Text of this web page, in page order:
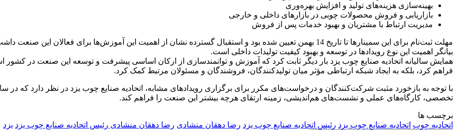
بهینه‌سازی هزینه‌های تولید و افزایش بهره‌وری
بازاریابی و فروش محصولات چوبی در بازارهای داخلی و خارجی
مدیریت ارتباط با مشتریان و بهبود خدمات پس از فروش
مهلت ثبت‌نام برای این سمینارها تا تاریخ 14 بهمن تعیین شده بود و استقبال گسترده نشان از اهمیت این آموزش‌ها برای
بیانگر اهمیت این نوع رویدادها در توسعه و بهبود کیفیت تولیدات داخلی است.
همایش سالیانه اتحادیه صنایع چوب یزد بار دیگر ثابت کرد که آموزش و توانمندسازی از ارکان اساسی پیشرفت و توسعه این صنعت در کشور
فراهم کرد، بلکه به ایجاد شبکه ارتباطی مؤثر میان تولیدکنندگان، فروشندگان و مسئولان مرتبط کمک کرد.
با توجه به بازخورد مثبت شرکت‌کنندگان و درخواست‌های مکرر برای برگزاری رویدادهای مشابه، اتحادیه صنایع چوب یزد در نظر دارد که در
تخصصی، کارگاه‌های عملی و نشست‌های هم‌اندیشی، زمینه ارتقای هرچه بیشتر این صنعت را فراهم کند.
برچسب ها
اتحادیه چوب اتحادیه صنایع چوب یزد رئیس اتحادیه صنایع چوب یزد رضا دهقان منشادی رضا دهقان منشادی رئیس اتحادیه صنایع چوب یزد یزد